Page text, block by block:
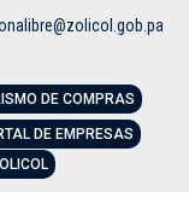
DE COMPRAS
DE EMPRESAS